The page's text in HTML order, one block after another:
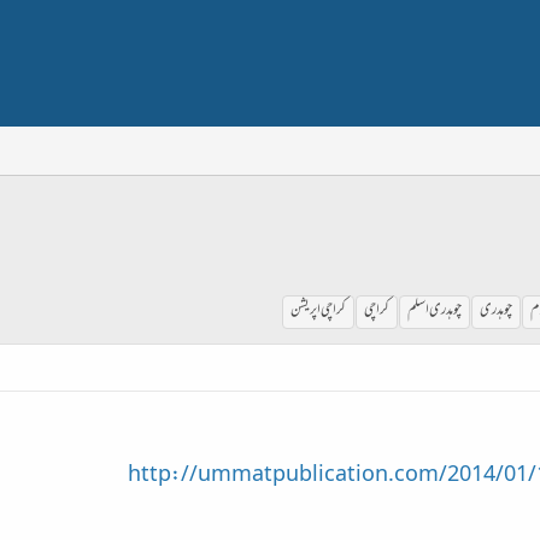
چوہدری چوہدری اسلم کراچی کراچی اپریشن
http://ummatpublication.com/2014/01/